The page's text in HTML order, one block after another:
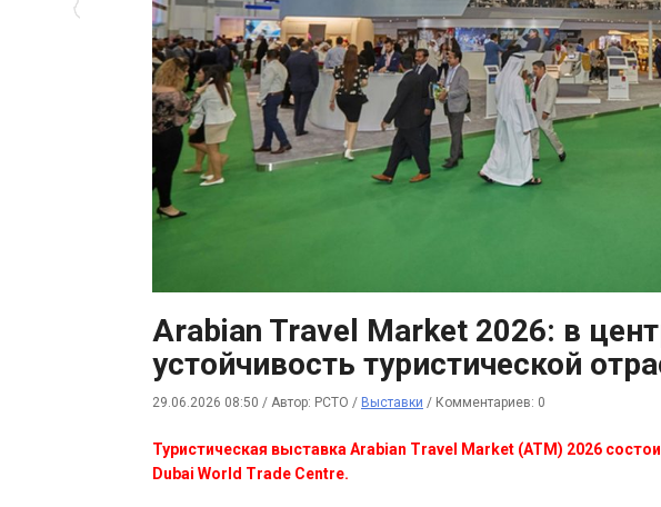
Arabian Travel Market 2026: в
устойчивость туристической
29.06.2026 08:50 / Автор: РСТО / Выставки / Комментариев: 0
Туристическая выставка Arabian Travel Market (ATM) 2026
Dubai World Trade Centre.